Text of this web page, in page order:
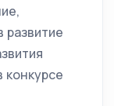
развитие
конкурсе